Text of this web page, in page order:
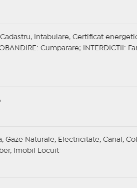
Intabulare, Certificat
: Cumparare; INTERDICTII :
Gaze Naturale, Electricitate, Canal,
Imobil Locuit